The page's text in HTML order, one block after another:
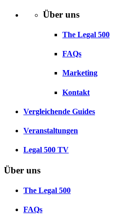
Über uns
The Legal 500
FAQs
Marketing
Kontakt
Vergleichende Guides
Veranstaltungen
Legal 500 TV
Über uns
The Legal 500
FAQs